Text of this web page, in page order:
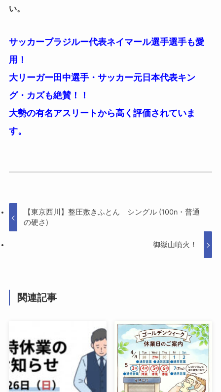
い。
サッカーブラジルー代表ネイマール選手選手も愛
用！
大リーガー田中選手・サッカー元日本代表キン
グ・カズも絶賛！！
大勢の有名アスリートから高く評価されていま
す。
【東京西川】整圧敷きふとん シングル (100n・普通
の硬さ)
御嶽山噴火！
関連記事